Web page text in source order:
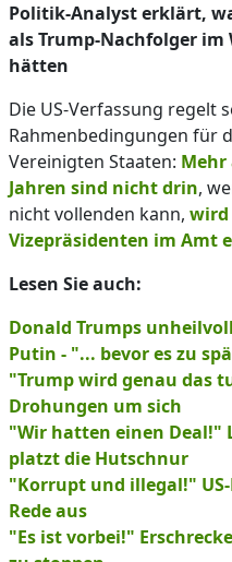
Politik-Analyst erklärt,
als Trump-Nachfolger im
hätten
Die US-Verfassung regelt
Rahmenbedingungen für
Vereinigten Staaten: Mehr
Jahren sind nicht drin,
nicht vollenden kann, wird
Vizepräsidenten im Amt
Lesen Sie auch:
Donald Trumps
Putin - "... bevor es zu
"Trump wird genau das
Drohungen um sich
"Wir hatten einen Deal!"
platzt die Hutschnur
"Korrupt und illegal!"
Rede aus
"Es ist vorbei!"